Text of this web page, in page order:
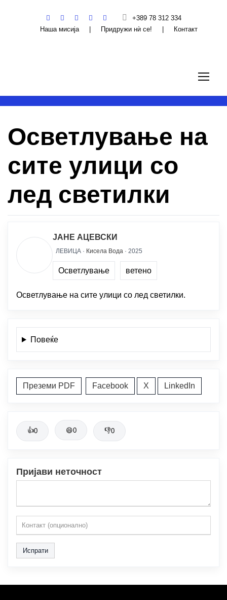
+389 78 312 334
Наша мисија
Придружи нѝ се! Контакт
Осветлување на
сите улици со
лед светилки
ЈАНЕ АЦЕВСКИ
ЛЕВИЦА · Кисела Вода · 2025
Осветлување ветено
Осветлување на сите улици со лед светилки.
Повеќе
Преземи PDF Facebook X LinkedIn
👍0 😄0 👎0
Пријави неточност
Испрати